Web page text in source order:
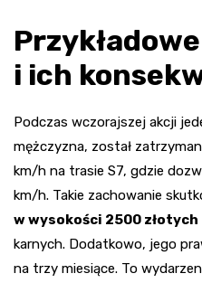
i ich
Podczas wczorajszej akcji
mężczyzna, został
km/h na trasie S7, gdzie
km/h. Takie zachowanie
w wysokości 2500 złotych
karnych. Dodatkowo, jego
na trzy miesiące. To